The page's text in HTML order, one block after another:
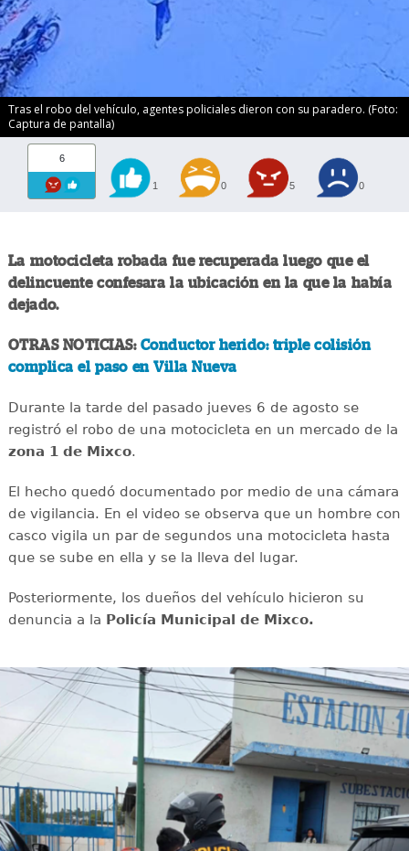
Tras el robo del vehículo, agentes policiales dieron con su paradero. (Foto:
Captura de pantalla)
6
1 0 5 0
La motocicleta robada fue recuperada luego que el
delincuente confesara la ubicación en la que la había
dejado.
OTRAS NOTICIAS: Conductor herido: triple colisión
complica el paso en Villa Nueva
Durante la tarde del pasado jueves 6 de agosto se
registró el robo de una motocicleta en un mercado de la
zona 1 de Mixco.
El hecho quedó documentado por medio de una cámara
de vigilancia. En el video se observa que un hombre con
casco vigila un par de segundos una motocicleta hasta
que se sube en ella y se la lleva del lugar.
Posteriormente, los dueños del vehículo hicieron su
denuncia a la Policía Municipal de Mixco.